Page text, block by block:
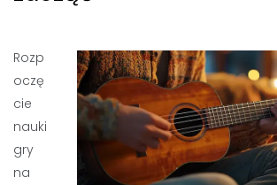
Rozp
oczę
cie
nauki
gry
na